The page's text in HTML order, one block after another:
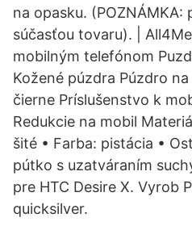
na opasku. (POZNÁMKA:
súčasťou tovaru). |
mobilným telefónom
Kožené púzdra Púzdro
čierne Príslušenstvo k
Redukcie na mobil
šité • Farba: pistácia •
pútko s uzatváraním
pre HTC Desire X. Vyrob
quicksilver.